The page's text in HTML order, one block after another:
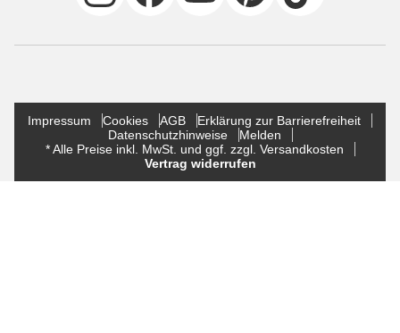
Impressum Cookies AGB
Erklärung zur Barrierefreiheit
Datenschutzhinweise
Melden
* Alle Preise inkl. MwSt. und ggf. zzgl. Versandkosten
Vertrag widerrufen